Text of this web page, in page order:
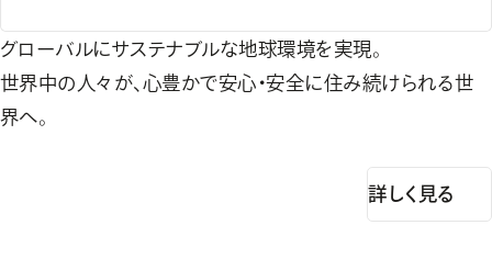
グローバルにサステナブルな地球環境を実現。
世界中の人々が、心豊かで安心・安全に住み続けられる世
界へ。
詳しく見る